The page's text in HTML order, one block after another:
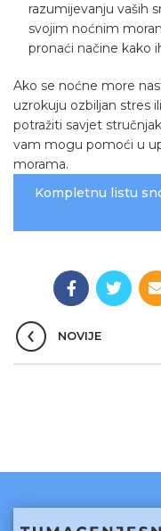
razumijevanju vaših
svojim noćnim
pronaći načine kako
Ako se noćne more
uzrokuju ozbiljan stres
potražiti savjet
vam mogu pomoći u
morama.
Kompletnu listu
NOVIJE